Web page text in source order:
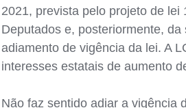
2021, prevista pelo projeto de
Deputados e, posteriormente,
adiamento de vigência da lei. A
interesses estatais de aumento
Não faz sentido adiar a vigência